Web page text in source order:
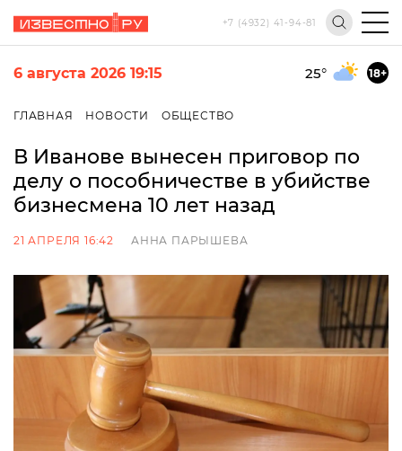
+7 (4932) 41-94-81
6 августа 2026 19:15 25° 18+
ГЛАВНАЯ НОВОСТИ ОБЩЕСТВО
В Иванове вынесен приговор по
делу о пособничестве в убийстве
бизнесмена 10 лет назад
21 АПРЕЛЯ 16:42 АННА ПАРЫШЕВА